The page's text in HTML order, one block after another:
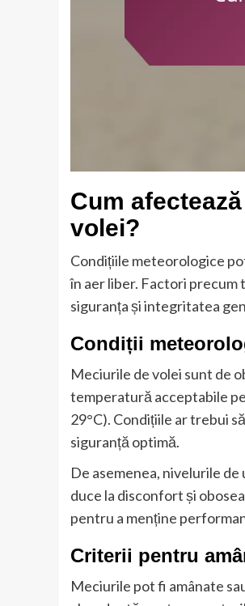
Cum
volei?
Condițiile meteorologice
în aer liber. Factori
siguranța și integritatea
Condiții
Meciurile de volei sunt de
temperatură acceptabile
29°C). Condițiile ar trebui
siguranță optimă.
De asemenea, nivelurile
duce la disconfort și
pentru a menține
Criterii pentru
Meciurile pot fi amânate